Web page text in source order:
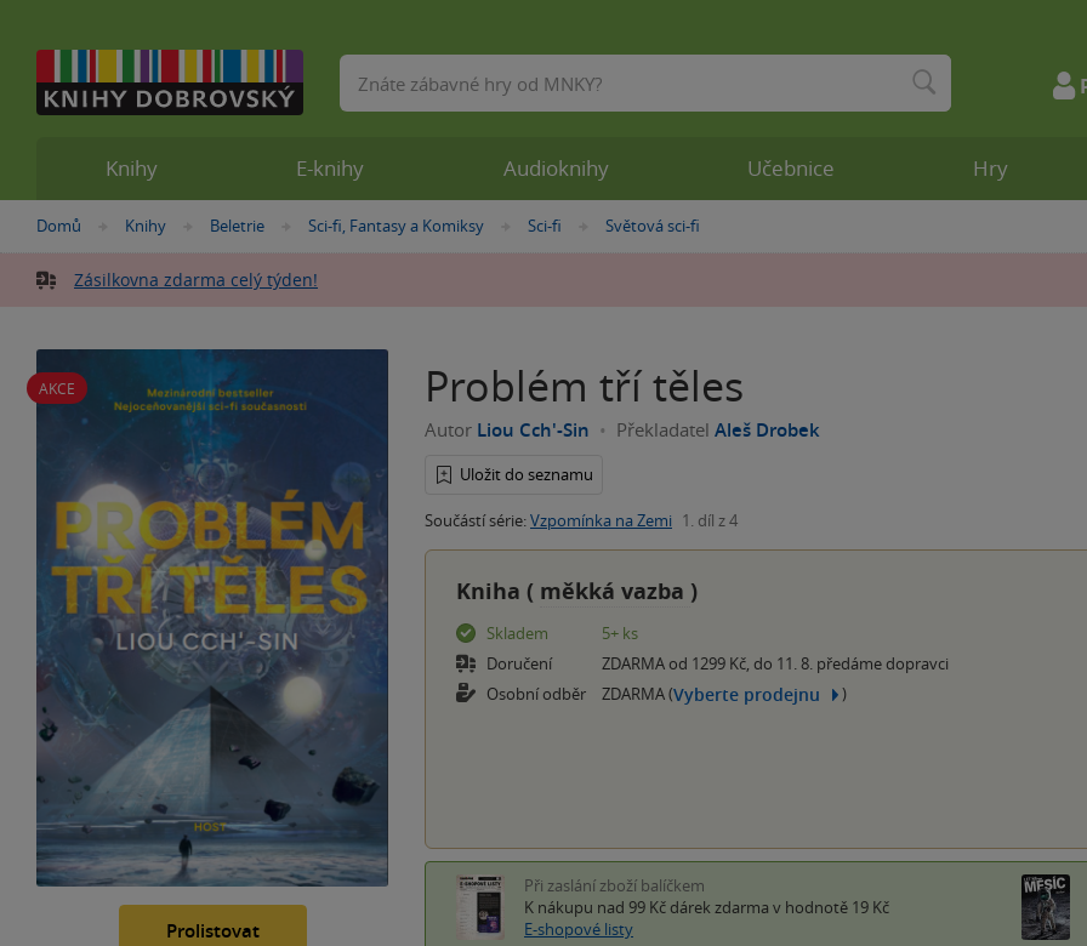
Nacházíte
zde:
Domů »
Knihy »
Beletrie »
Sci-fi, Fantasy a Komiksy »
Sci-fi »
Světová sci-fi
Zásilkovna zdarma celý týden!
AKCE
Prolistovat
Problém tří těles
Autor Liou Cch'-Sin Překladatel Aleš Drobek
Uložit do seznamu
Součástí série:Vzpomínka na Zemi 1. díl z 4
Kniha ( měkká vazba )
Skladem
5+ ks
Doručení
ZDARMA od 1299 Kč, do 11. 8. předáme dopravci
Osobní odběr
ZDARMA (Vyberte prodejnu )
Při zaslání zboží balíčkem
K nákupu nad 99 Kč dárek zdarma v hodnotě 19 Kč
E-shopové listy
Knihy E-knihy Audioknihy Učebnice Hry
Vyhledávání